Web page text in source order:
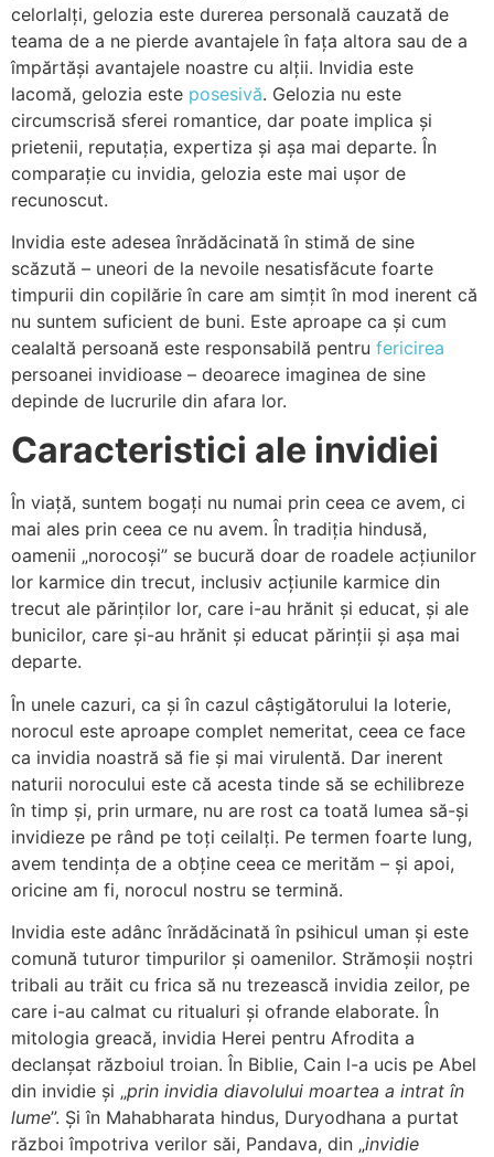
celorlalți, gelozia este durerea personală cauzată de
teama de a ne pierde avantajele în fața altora sau de a
împărtăși avantajele noastre cu alții. Invidia este
lacomă, gelozia este posesivă. Gelozia nu este
circumscrisă sferei romantice, dar poate implica și
prietenii, reputația, expertiza și așa mai departe. În
comparație cu invidia, gelozia este mai ușor de
recunoscut.
Invidia este adesea înrădăcinată în stimă de sine
scăzută – uneori de la nevoile nesatisfăcute foarte
timpurii din copilărie în care am simțit în mod inerent că
nu suntem suficient de buni. Este aproape ca și cum
cealaltă persoană este responsabilă pentru fericirea
persoanei invidioase – deoarece imaginea de sine
depinde de lucrurile din afara lor.
Caracteristici ale invidiei
În viață, suntem bogați nu numai prin ceea ce avem, ci
mai ales prin ceea ce nu avem. În tradiția hindusă,
oamenii „norocoși” se bucură doar de roadele acțiunilor
lor karmice din trecut, inclusiv acțiunile karmice din
trecut ale părinților lor, care i-au hrănit și educat, și ale
bunicilor, care și-au hrănit și educat părinții și așa mai
departe.
În unele cazuri, ca și în cazul câștigătorului la loterie,
norocul este aproape complet nemeritat, ceea ce face
ca invidia noastră să fie și mai virulentă. Dar inerent
naturii norocului este că acesta tinde să se echilibreze
în timp și, prin urmare, nu are rost ca toată lumea să-și
invidieze pe rând pe toți ceilalți. Pe termen foarte lung,
avem tendința de a obține ceea ce merităm – și apoi,
oricine am fi, norocul nostru se termină.
Invidia este adânc înrădăcinată în psihicul uman și este
comună tuturor timpurilor și oamenilor. Strămoșii noștri
tribali au trăit cu frica să nu trezească invidia zeilor, pe
care i-au calmat cu ritualuri și ofrande elaborate. În
mitologia greacă, invidia Herei pentru Afrodita a
declanșat războiul troian. În Biblie, Cain l-a ucis pe Abel
din invidie și „prin invidia diavolului moartea a intrat în
lume”. Și în Mahabharata hindus, Duryodhana a purtat
război împotriva verilor săi, Pandava, din „invidie